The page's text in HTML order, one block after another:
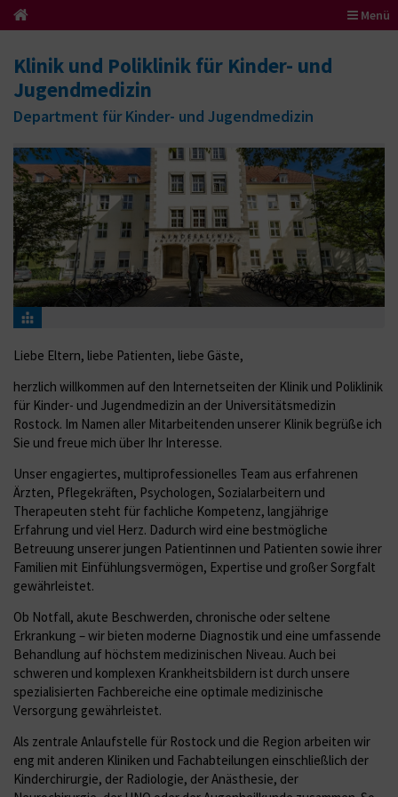
Menü
Klinik und Poliklinik für Kinder- und
Jugendmedizin
Department für Kinder- und Jugendmedizin
Liebe Eltern, liebe Patienten, liebe Gäste,
herzlich willkommen auf den Internetseiten der Klinik und Poliklinik
für Kinder- und Jugendmedizin an der Universitätsmedizin
Rostock. Im Namen aller Mitarbeitenden unserer Klinik begrüße ich
Sie und freue mich über Ihr Interesse.
Unser engagiertes, multiprofessionelles Team aus erfahrenen
Ärzten, Pflegekräften, Psychologen, Sozialarbeitern und
Therapeuten steht für fachliche Kompetenz, langjährige
Erfahrung und viel Herz. Dadurch wird eine bestmögliche
Betreuung unserer jungen Patientinnen und Patienten sowie ihrer
Familien mit Einfühlungsvermögen, Expertise und großer Sorgfalt
gewährleistet.
Ob Notfall, akute Beschwerden, chronische oder seltene
Erkrankung – wir bieten moderne Diagnostik und eine umfassende
Behandlung auf höchstem medizinischen Niveau. Auch bei
schweren und komplexen Krankheitsbildern ist durch unsere
spezialisierten Fachbereiche eine optimale medizinische
Versorgung gewährleistet.
Als zentrale Anlaufstelle für Rostock und die Region arbeiten wir
eng mit anderen Kliniken und Fachabteilungen einschließlich der
Kinderchirurgie, der Radiologie, der Anästhesie, der